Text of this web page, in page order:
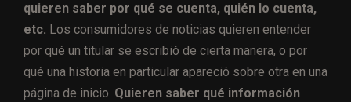
quieren saber por qué se cuenta, quién lo cuenta,
etc. Los consumidores de noticias quieren entender
por qué un titular se escribió de cierta manera, o por
qué una historia en particular apareció sobre otra en una
página de inicio. Quieren saber qué información